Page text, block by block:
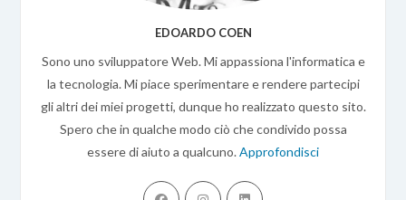
EDOARDO COEN
Sono uno sviluppatore Web. Mi appassiona l'informatica e
la tecnologia. Mi piace sperimentare e rendere partecipi
gli altri dei miei progetti, dunque ho realizzato questo sito.
Spero che in qualche modo ciò che condivido possa
essere di aiuto a qualcuno.Approfondisci
OpensOpensOpens